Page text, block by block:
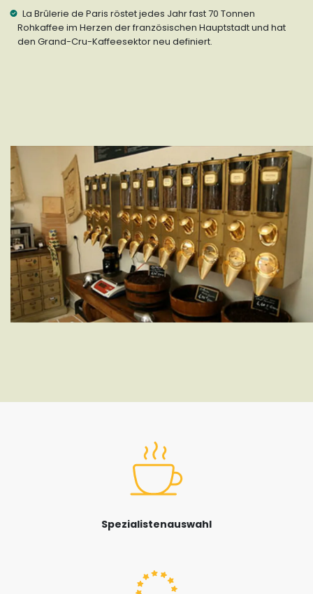
La Brûlerie de Paris röstet jedes Jahr fast 70 Tonnen
Rohkaffee im Herzen der französischen Hauptstadt und hat
den Grand-Cru-Kaffeesektor neu definiert.
Spezialistenauswahl